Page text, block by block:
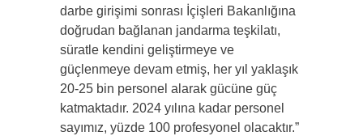
darbe girişimi sonrası İçişleri Bakanlığına
doğrudan bağlanan jandarma teşkilatı,
süratle kendini geliştirmeye ve
güçlenmeye devam etmiş, her yıl yaklaşık
20-25 bin personel alarak gücüne güç
katmaktadır. 2024 yılına kadar personel
sayımız, yüzde 100 profesyonel olacaktır.”